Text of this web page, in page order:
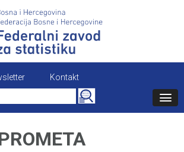
Kontakt
Search
for: